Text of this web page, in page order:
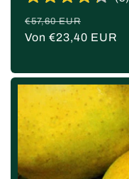
Normaler
Preis
€57,60 EUR
Von €23,40 EUR